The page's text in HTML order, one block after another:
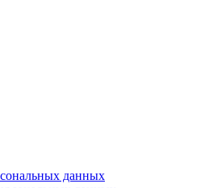
данных